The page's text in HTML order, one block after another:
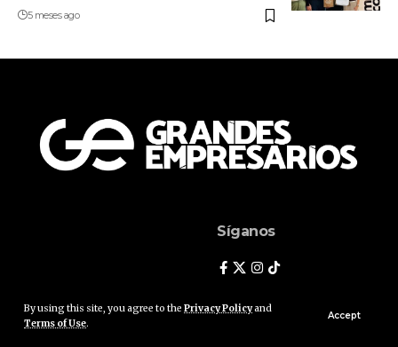
By using this site, you agree to the Privacy Policyand
Terms of Use.
Accept
5 meses ago
Síganos
© Grandes Empresarios. Reservados Todos Los Derechos.